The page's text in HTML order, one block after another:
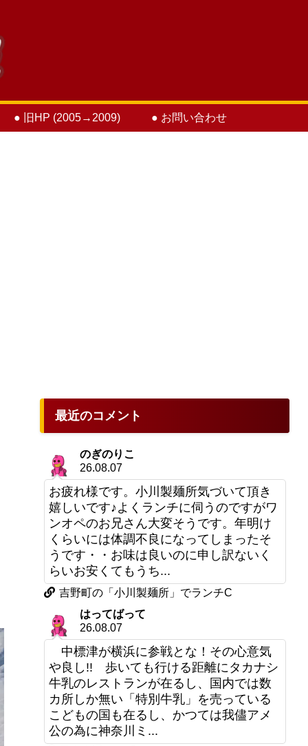
● 旧HP (2005→2009) ● お問い合わせ
最近のコメント
のぎのりこ
26.08.07
お疲れ様です。小川製麺所気づいて頂き
嬉しいです♪よくランチに伺うのですがワ
ンオペのお兄さん大変そうです。年明け
くらいには体調不良になってしまったそ
うです・・お味は良いのに申し訳ないく
らいお安くてもうち...
吉野町の「小川製麺所」でランチC
はってばって
26.08.07
中標津が横浜に参戦とな！その心意気
や良し!! 歩いても行ける距離にタカナシ
牛乳のレストランが在るし、国内では数
カ所しか無い「特別牛乳」を売っている
こどもの国も在るし、かつては我儘アメ
公の為に神奈川ミ...